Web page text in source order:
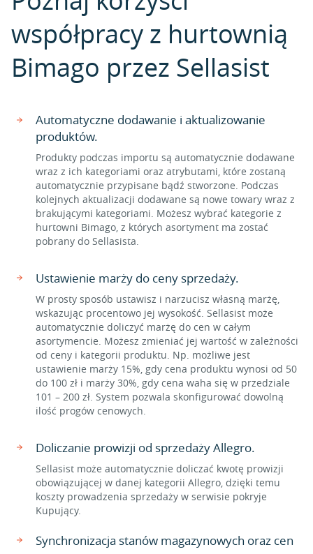
współpracy z hurtownią
Bimago przez Sellasist
Automatyczne dodawanie i aktualizowanie
produktów.
Produkty podczas importu są automatycznie dodawane
wraz z ich kategoriami oraz atrybutami, które zostaną
automatycznie przypisane bądź stworzone. Podczas
kolejnych aktualizacji dodawane są nowe towary wraz z
brakującymi kategoriami. Możesz wybrać kategorie z
hurtowni Bimago, z których asortyment ma zostać
pobrany do Sellasista.
Ustawienie marży do ceny sprzedaży.
W prosty sposób ustawisz i narzucisz własną marżę,
wskazując procentowo jej wysokość. Sellasist może
automatycznie doliczyć marżę do cen w całym
asortymencie. Możesz zmieniać jej wartość w zależności
od ceny i kategorii produktu. Np. możliwe jest
ustawienie marży 15%, gdy cena produktu wynosi od 50
do 100 zł i marży 30%, gdy cena waha się w przedziale
101 – 200 zł. System pozwala skonfigurować dowolną
ilość progów cenowych.
Doliczanie prowizji od sprzedaży Allegro.
Sellasist może automatycznie doliczać kwotę prowizji
obowiązującej w danej kategorii Allegro, dzięki temu
koszty prowadzenia sprzedaży w serwisie pokryje
Kupujący.
Synchronizacja stanów magazynowych oraz cen